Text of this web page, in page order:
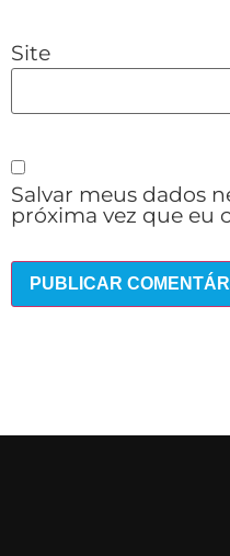
Site
Salvar meus dados
próxima vez que eu